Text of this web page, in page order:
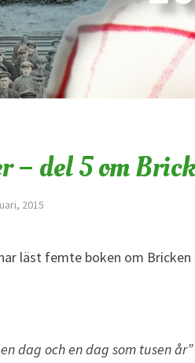
– del 5 om
2015
läst femte boken om Bricken
dag och en dag som tusen år”